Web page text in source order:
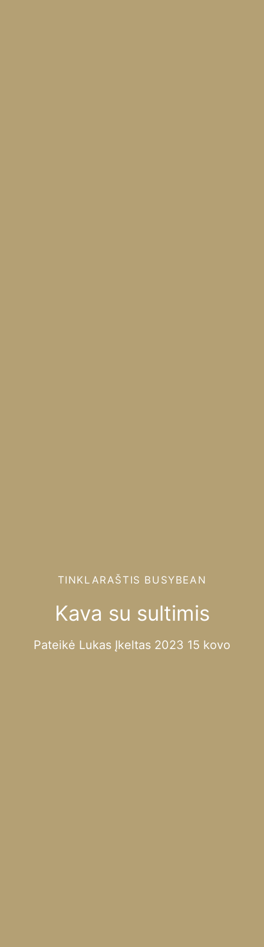
TINKLARAŠTIS BUSYBEAN
Kava su sultimis
Pateikė Lukas Įkeltas 2023 15 kovo